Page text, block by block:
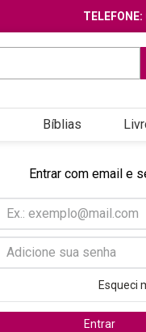
Bíblias
Entrar com email e
Esqueci
Entrar